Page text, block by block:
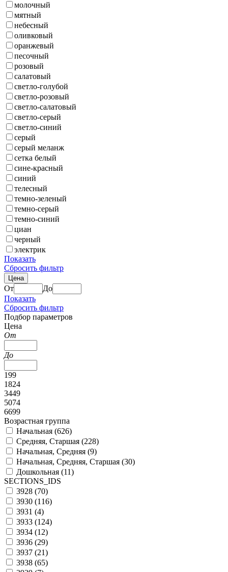
молочный
мятный
небесный
оливковый
оранжевый
песочный
розовый
салатовый
светло-голубой
светло-розовый
светло-салатовый
светло-серый
светло-синий
серый
серый меланж
сетка белый
сине-красный
синий
телесный
темно-зеленый
темно-серый
темно-синий
циан
черный
электрик
Показать
Сбросить фильтр
Цена
От
До
Показать
Сбросить фильтр
Подбор параметров
Цена
От
До
199
1824
3449
5074
6699
Возрастная группа
Начальная (626)
Средняя, Старшая (228)
Начальная, Средняя (9)
Начальная, Средняя, Старшая (30)
Дошкольная (11)
SECTIONS_IDS
3928 (70)
3930 (116)
3931 (4)
3933 (124)
3934 (12)
3936 (29)
3937 (21)
3938 (65)